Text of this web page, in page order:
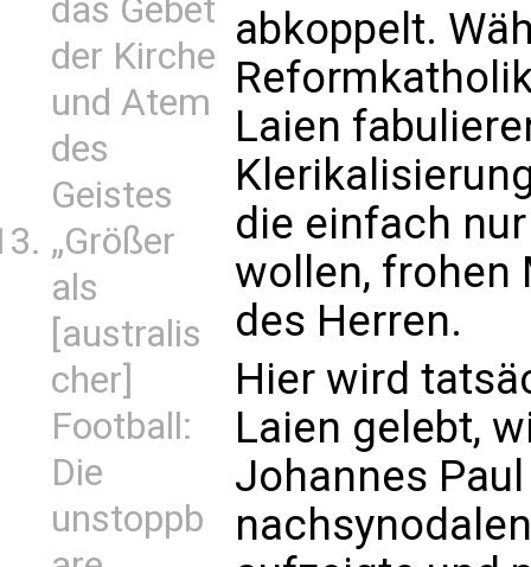
das Gebet
der Kirche
und Atem
des
Geistes
„Größer
als
[australis
cher]
Football:
Die
unstoppb
abkoppelt.
Laien
die einfach
wollen, frohen
des Herren.
Hier wird
Laien gelebt,
Johannes